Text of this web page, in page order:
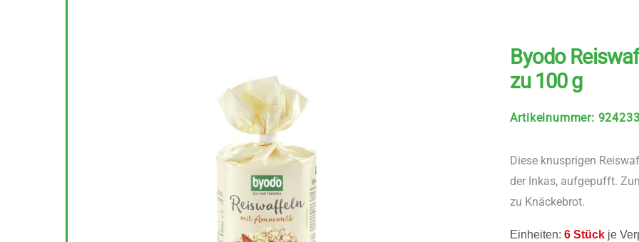
Byodo
zu 100 g
Artikelnummer:
Diese knusprigen
der Inkas, aufgepufft.
zu Knäckebrot.
Einheiten:6 Stück je